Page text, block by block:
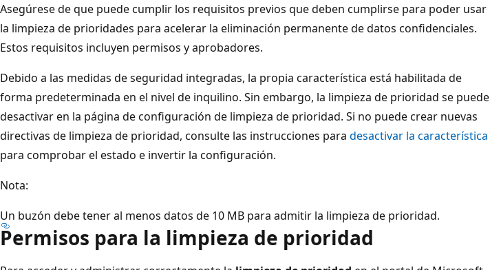
Asegúrese de que puede cumplir los requisitos previos que deben cumplirse para poder usar
la limpieza de prioridades para acelerar la eliminación permanente de datos confidenciales.
Estos requisitos incluyen permisos y aprobadores.
Debido a las medidas de seguridad integradas, la propia característica está habilitada de
forma predeterminada en el nivel de inquilino. Sin embargo, la limpieza de prioridad se puede
desactivar en la página de configuración de limpieza de prioridad. Si no puede crear nuevas
directivas de limpieza de prioridad, consulte las instrucciones para desactivar la característica
para comprobar el estado e invertir la configuración.
Nota:
Un buzón debe tener al menos datos de 10 MB para admitir la limpieza de prioridad.
Permisos para la limpieza de prioridad